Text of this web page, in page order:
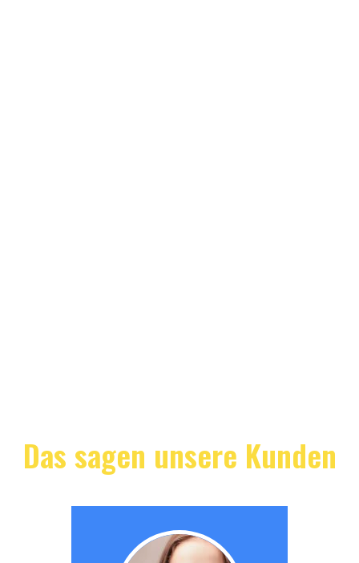
Das sagen unsere Kunden